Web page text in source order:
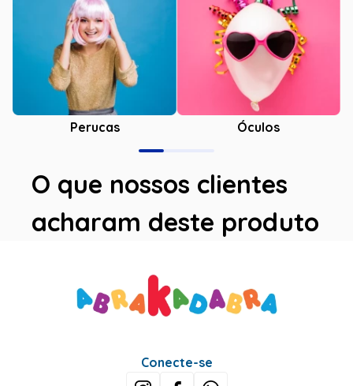
Perucas Óculos
O que nossos clientes
acharam deste produto
Avaliações
Este produto ainda não tem avaliações
SEJA O PRIMEIRO A AVALIAR